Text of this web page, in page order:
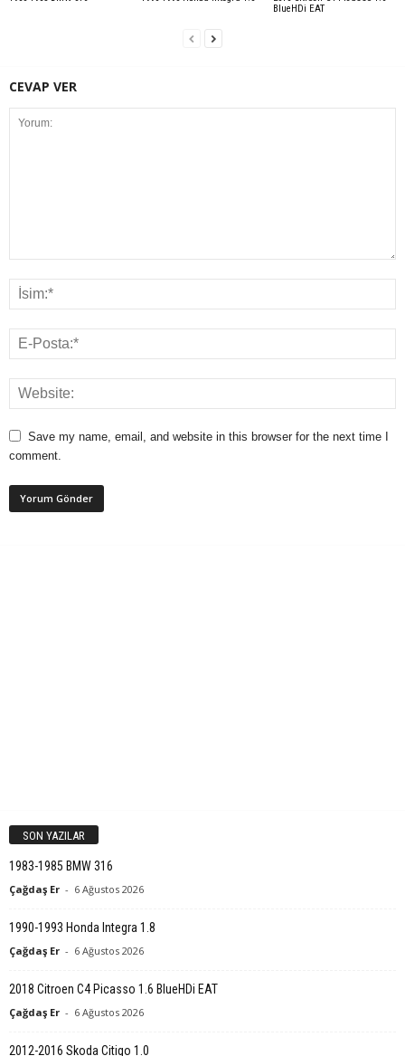
BlueHDi EAT
CEVAP VER
Save my name, email, and website in this browser for the next time I
comment.
SON YAZILAR
1983-1985 BMW 316
Çağdaş Er - 6 Ağustos 2026
1990-1993 Honda Integra 1.8
Çağdaş Er - 6 Ağustos 2026
2018 Citroen C4 Picasso 1.6 BlueHDi EAT
Çağdaş Er - 6 Ağustos 2026
2012-2016 Skoda Citigo 1.0